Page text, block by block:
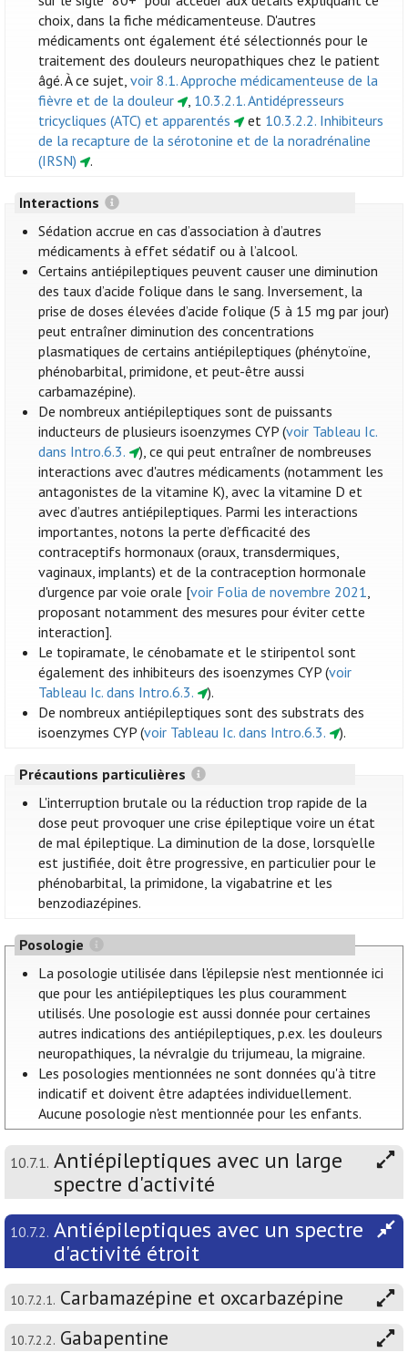
choix, dans la fiche médicamenteuse. D'autres
médicaments ont également été sélectionnés pour le
traitement des douleurs neuropathiques chez le patient
âgé. À ce sujet,voir 8.1. Approche médicamenteuse de la
fièvre et de la douleur
, 10.3.2.1. Antidépresseurs
tricycliques (ATC) et apparentés
et 10.3.2.2. Inhibiteurs
de la recapture de la sérotonine et de la noradrénaline
(IRSN)
.
Interactions
Sédation accrue en cas d’association à d’autres
médicaments à effet sédatif ou à l’alcool.
Certains antiépileptiques peuvent causer une diminution
des taux d’acide folique dans le sang. Inversement, la
prise de doses élevées d’acide folique (5 à 15 mg par jour)
peut entraîner diminution des concentrations
plasmatiques de certains antiépileptiques (phénytoïne,
phénobarbital, primidone, et peut-être aussi
carbamazépine).
De nombreux antiépileptiques sont de puissants
inducteurs de plusieurs isoenzymes CYP (voir Tableau Ic.
dans Intro.6.3.
), ce qui peut entraîner de nombreuses
interactions avec d'autres médicaments (notamment les
antagonistes de la vitamine K), avec la vitamine D et
avec d’autres antiépileptiques. Parmi les interactions
importantes, notons la perte d’efficacité des
contraceptifs hormonaux (oraux, transdermiques,
vaginaux, implants) et de la contraception hormonale
d'urgence par voie orale [voir Folia de novembre 2021,
proposant notamment des mesures pour éviter cette
interaction].
Le topiramate, le cénobamate et le stiripentol sont
également des inhibiteurs des isoenzymes CYP (voir
Tableau Ic. dans Intro.6.3.
).
De nombreux antiépileptiques sont des substrats des
isoenzymes CYP (voir Tableau Ic. dans Intro.6.3. ).
Précautions particulières
L'interruption brutale ou la réduction trop rapide de la
dose peut provoquer une crise épileptique voire un état
de mal épileptique. La diminution de la dose, lorsqu’elle
est justifiée, doit être progressive, en particulier pour le
phénobarbital, la primidone, la vigabatrine et les
benzodiazépines.
Posologie
La posologie utilisée dans l'épilepsie n'est mentionnée ici
que pour les antiépileptiques les plus couramment
utilisés. Une posologie est aussi donnée pour certaines
autres indications des antiépileptiques, p.ex. les douleurs
neuropathiques, la névralgie du trijumeau, la migraine.
Les posologies mentionnées ne sont données qu'à titre
indicatif et doivent être adaptées individuellement.
Aucune posologie n'est mentionnée pour les enfants.
10.7.1. Antiépileptiques avec un large
spectre d'activité
10.7.2. Antiépileptiques avec un spectre
d'activité étroit
10.7.2.1. Carbamazépine et oxcarbazépine
10.7.2.2. Gabapentine